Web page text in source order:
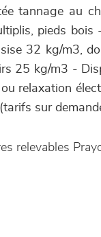
tannage au
pieds bois
32 kg/m3,
25 kg/m3 -
relaxation
sur
relevables